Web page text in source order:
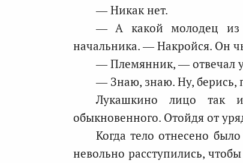
— Никак нет.
— А какой молодец из
начальника. — Накройся. Он
— Племянник, — отвечал
— Знаю, знаю. Ну, берись,
Лукашкино лицо так и
обыкновенного. Отойдя от
Когда тело отнесено
невольно расступились,